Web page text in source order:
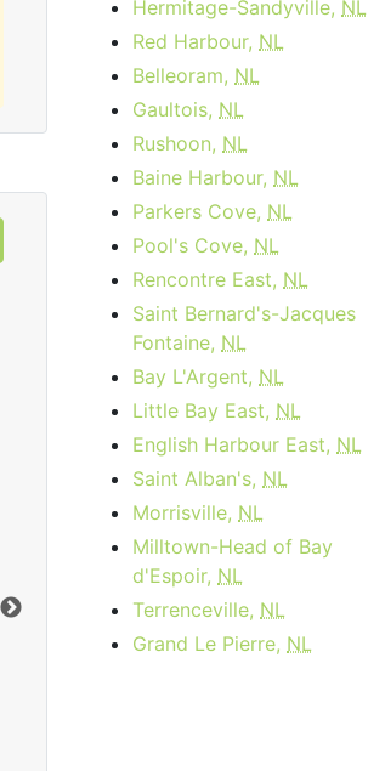
Data Plan 30 Days - 8 GB
$74.00 per month
Limite de données:8 GB
Vers le bas:
1 Gbps
Hermitage-Sandyville, NL
Red Harbour, NL
Belleoram, NL
Gaultois, NL
Rushoon, NL
Baine Harbour, NL
Parkers Cove, NL
Pool's Cove, NL
Rencontre East, NL
Saint Bernard's-Jacques
Fontaine, NL
Bay L'Argent, NL
Little Bay East, NL
English Harbour East, NL
Saint Alban's, NL
Morrisville, NL
Milltown-Head of Bay
d'Espoir, NL
Terrenceville, NL
Grand Le Pierre, NL